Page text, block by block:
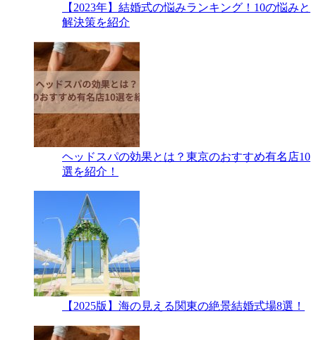
【2023年】結婚式の悩みランキング！10の悩みと
解決策を紹介
ヘッドスパの効果とは？東京のおすすめ有名店10
選を紹介！
【2025版】海の見える関東の絶景結婚式場8選！